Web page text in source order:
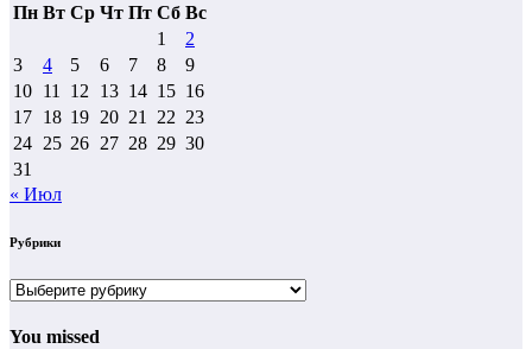
Пн Вт Ср Чт Пт Сб Вс
1
2
3
4 5 6 7 8
9
10 11 12 13 14 15 16
17 18 19 20 21 22 23
24 25 26 27 28 29 30
31
« Июл
Рубрики
Рубрики
You missed